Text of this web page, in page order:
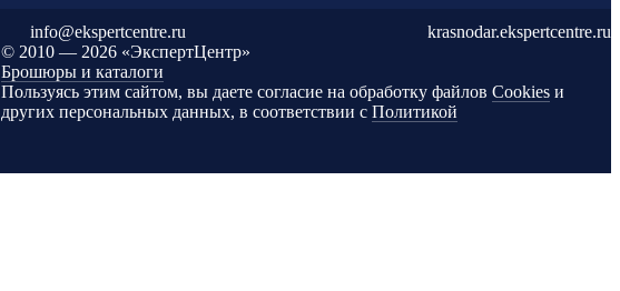
info@ekspertcentre.ru
krasnodar.ekspertcentre.ru
© 2010 — 2026 «ЭкспертЦентр»
Брошюры и каталоги
Пользуясь этим сайтом, вы даете согласие на обработку файлов Cookies и
других персональных данных, в соответствии с Политикой